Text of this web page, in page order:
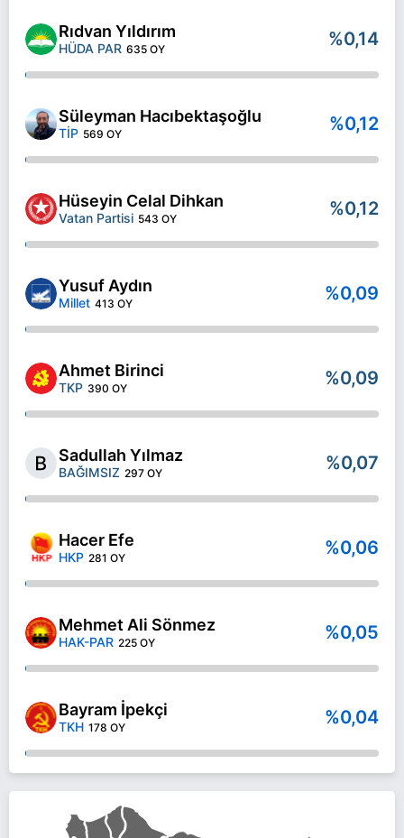
Rıdvan Yıldırım
HÜDA PAR 635 OY %0,14
Süleyman Hacıbektaşoğlu
TİP 569 OY %0,12
Hüseyin Celal Dihkan
Vatan Partisi 543 OY %0,12
Yusuf Aydın
Millet 413 OY %0,09
Ahmet Birinci
TKP 390 OY %0,09
Sadullah Yılmaz
BAĞIMSIZ 297 OY %0,07
Hacer Efe
HKP 281 OY %0,06
Mehmet Ali Sönmez
HAK-PAR 225 OY %0,05
Bayram İpekçi
TKH 178 OY %0,04